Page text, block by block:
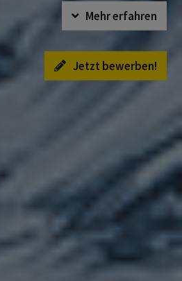
Mehr erfahren
Jetzt bewerben!